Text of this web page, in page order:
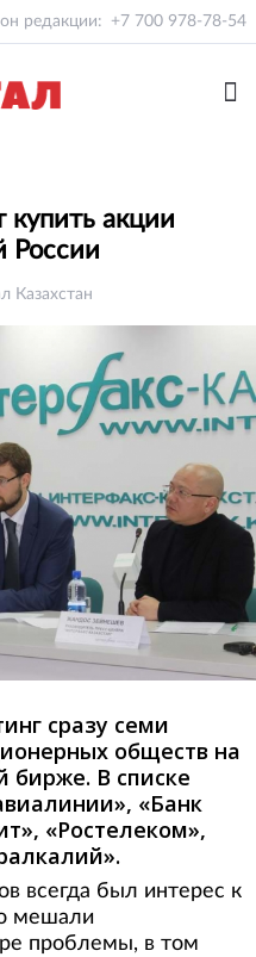
редакции: +7 700 978-78-54
купить акции
России
Казахстан
сразу семи
обществ на
бирже. В списке
«Банк
«Ростелеком»,
всегда был интерес к
мешали
проблемы, в том